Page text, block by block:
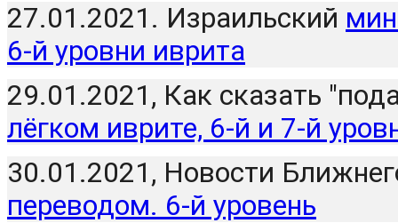
27.01.2021. Израильский
6-й уровни иврита
29.01.2021, Как сказать
лёгком иврите, 6-й и 7-й
30.01.2021, Новости
переводом. 6-й уровень